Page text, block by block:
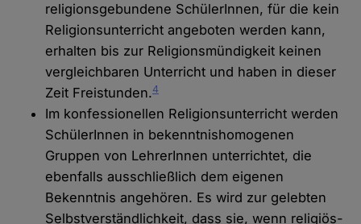
religionsgebundene SchülerInnen, für die kein
Religionsunterricht angeboten werden kann,
erhalten bis zur Religionsmündigkeit keinen
vergleichbaren Unterricht und haben in dieser
Zeit Freistunden.4
Im konfessionellen Religionsunterricht werden
SchülerInnen in bekenntnishomogenen
Gruppen von LehrerInnen unterrichtet, die
ebenfalls ausschließlich dem eigenen
Bekenntnis angehören. Es wird zur gelebten
Selbstverständlichkeit, dass sie, wenn religiös-